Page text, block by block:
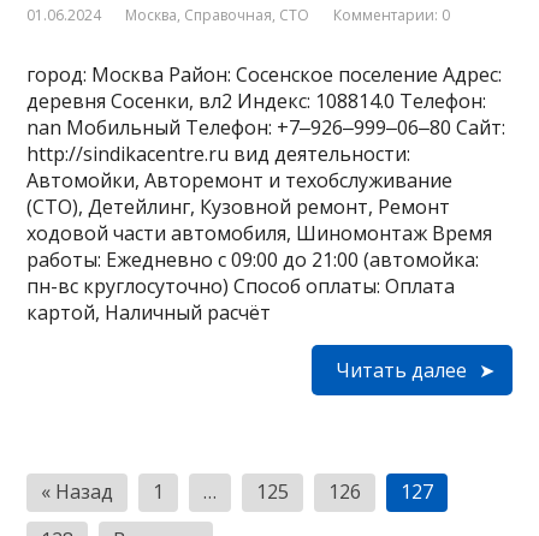
01.06.2024 Москва, Справочная, СТО Комментарии: 0
город: Москва Район: Сосенское поселение Адрес:
деревня Сосенки, вл2 Индекс: 108814.0 Телефон:
nan Мобильный Телефон: +7‒926‒999‒06‒80 Сайт:
http://sindikacentre.ru вид деятельности:
Автомойки, Авторемонт и техобслуживание
(СТО), Детейлинг, Кузовной ремонт, Ремонт
ходовой части автомобиля, Шиномонтаж Время
работы: Ежедневно с 09:00 до 21:00 (автомойка:
пн-вс круглосуточно) Способ оплаты: Оплата
картой, Наличный расчёт
Читать далее
Пагинация
записей
« Назад 1 … 125 126
127